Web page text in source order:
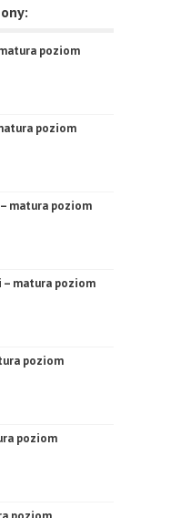
poziom
poziom
matura poziom
– matura poziom
poziom
poziom